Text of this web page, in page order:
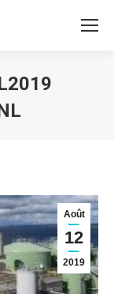
Août
12
2019